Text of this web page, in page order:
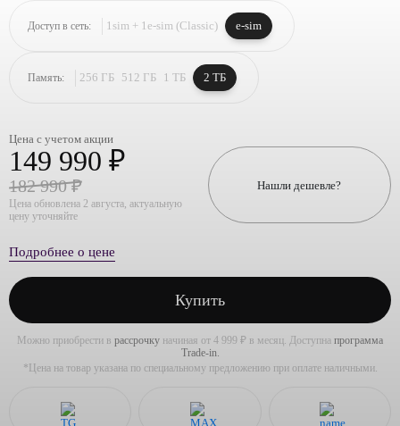
Доступ в сеть: 1sim + 1e-sim (Classic) e-sim
Память: 256 ГБ 512 ГБ 1 ТБ 2 ТБ
Цена с учетом акции
149 990 ₽
182 990 ₽
Цена обновлена 2 августа, актуальную
цену уточняйте
Нашли дешевле?
Подробнее о цене
Купить
Можно приобрести в рассрочку начиная от 4 999 ₽ в месяц. Доступна программа
Trade-in.
*Цена на товар указана по специальному предложению при оплате наличными.